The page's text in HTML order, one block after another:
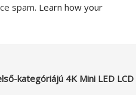
spam. Learn how your
kategóriájú 4K Mini LED LCD